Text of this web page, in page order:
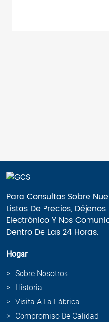
alta calidad. El buje
conjunto de
que requiere una alta
Para Consultas Sobre
Listas De Precios,
Electrónico Y Nos
Dentro De Las 24 Horas.
Hogar
Sobre Nosotros
Historia
Visita A La Fábrica
Compromiso De Calidad